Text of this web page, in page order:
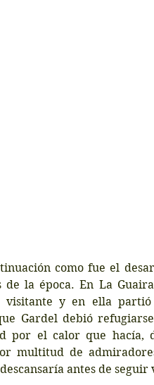
como fue el
de la época. En La
y en ella
Gardel debió
por el calor que hacía,
multitud de
antes de